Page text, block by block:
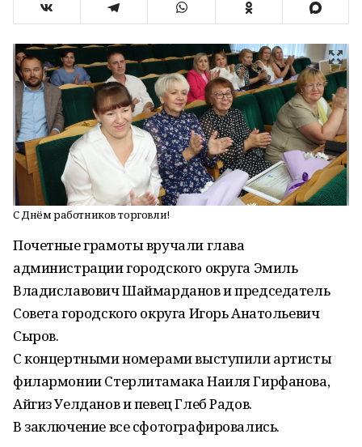
С Днём работников торговли!
Почетные грамоты вручали глава
администрации городского округа Эмиль
Владиславович Шаймарданов и председатель
Совета городского округа Игорь Анатольевич
Сыров.
С концертными номерами выступили артисты
филармонии Стерлитамака Наиля Гирфанова,
Айгиз Уелданов и певец Глеб Радов.
В заключение все сфотографировались.